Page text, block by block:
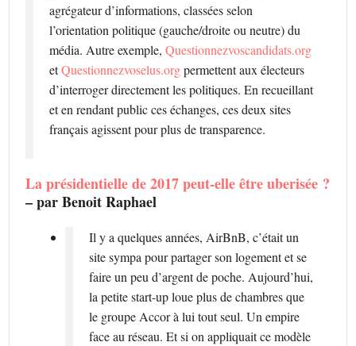
agrégateur d’informations, classées selon
l’orientation politique (gauche/droite ou neutre) du
média. Autre exemple,Questionnezvoscandidats.org
etQuestionnezvoselus.orgpermettent aux électeurs
d’interroger directement les politiques. En recueillant
et en rendant public ces échanges, ces deux sites
français agissent pour plus de transparence.
La présidentielle de 2017 peut-elle être uberisée ?
– par Benoit Raphael
Il y a quelques années, AirBnB, c’était un
site sympa pour partager son logement et se
faire un peu d’argent de poche. Aujourd’hui,
la petite start-up loue plus de chambres que
le groupe Accor à lui tout seul. Un empire
face au réseau. Et si on appliquait ce modèle